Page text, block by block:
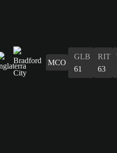
MCO
GLB
61
RIT
63